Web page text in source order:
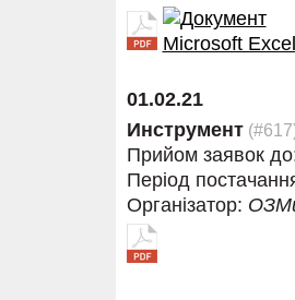
01.02.21
Инструмент
Прийом заявок
Період
Організатор: